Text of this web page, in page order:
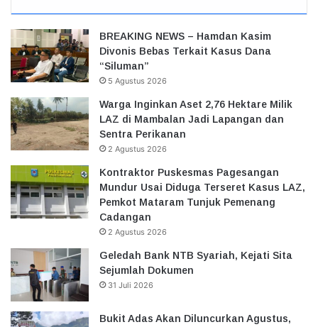
BREAKING NEWS – Hamdan Kasim
Divonis Bebas Terkait Kasus Dana
“Siluman”
5 Agustus 2026
Warga Inginkan Aset 2,76 Hektare Milik
LAZ di Mambalan Jadi Lapangan dan
Sentra Perikanan
2 Agustus 2026
Kontraktor Puskesmas Pagesangan
Mundur Usai Diduga Terseret Kasus LAZ,
Pemkot Mataram Tunjuk Pemenang
Cadangan
2 Agustus 2026
Geledah Bank NTB Syariah, Kejati Sita
Sejumlah Dokumen
31 Juli 2026
Bukit Adas Akan Diluncurkan Agustus,